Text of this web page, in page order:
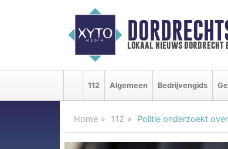
lokaal nieuws dordrecht
112 Algemeen Bedrijvengids
Home 112 Politie onderzoekt